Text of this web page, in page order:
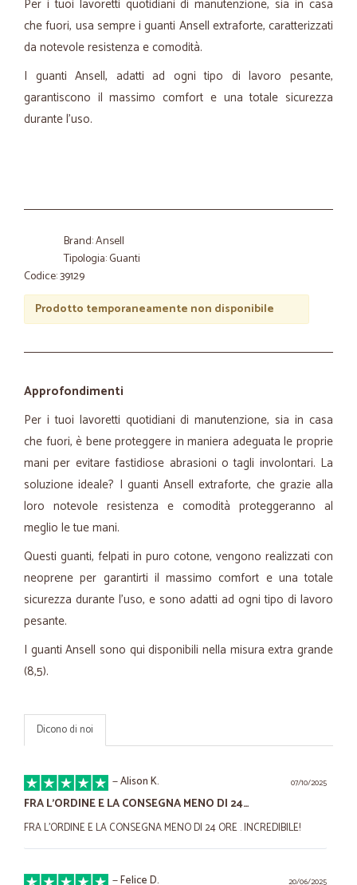
Per i tuoi lavoretti quotidiani di manutenzione, sia in casa
che fuori, usa sempre i guanti Ansell extraforte, caratterizzati
da notevole resistenza e comodità.
I guanti Ansell, adatti ad ogni tipo di lavoro pesante,
garantiscono il massimo comfort e una totale sicurezza
durante l'uso.
Brand: Ansell
Tipologia: Guanti
Codice: 39129
Prodotto temporaneamente non disponibile
Approfondimenti
Per i tuoi lavoretti quotidiani di manutenzione, sia in casa
che fuori, è bene proteggere in maniera adeguata le proprie
mani per evitare fastidiose abrasioni o tagli involontari. La
soluzione ideale? I guanti Ansellextraforte, che grazie alla
loro notevole resistenza e comodità proteggeranno al
meglio le tue mani.
Questi guanti, felpati in puro cotone, vengono realizzati con
neoprene per garantirti il massimo comfort e una totale
sicurezza durante l'uso, e sono adatti ad ogni tipo di lavoro
pesante.
I guanti Ansell sono qui disponibili nella misura extra grande
(8,5).
Dicono di noi
07/10/2025
—Alison K.
FRA L'ORDINE E LA CONSEGNA MENO DI 24…
FRA L'ORDINE E LA CONSEGNA MENO DI 24 ORE . INCREDIBILE!
20/06/2025
—Felice D.